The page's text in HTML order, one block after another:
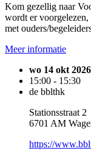
Kom gezellig naar
wordt er
met ouders/
Meer informatie
wo 14 okt 2026
15:00 - 15:30
de bblthk
Stationsstraat 2
6701 AM
https://